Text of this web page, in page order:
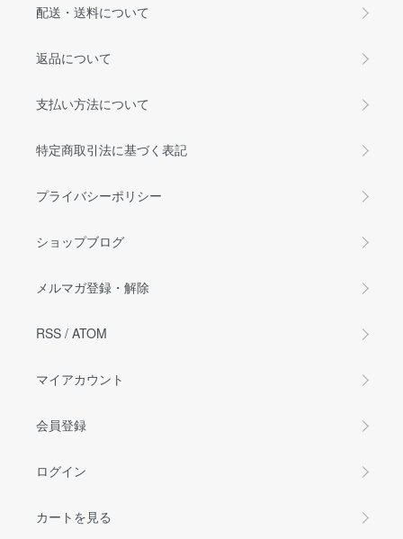
配送・送料について
返品について
支払い方法について
特定商取引法に基づく表記
プライバシーポリシー
ショップブログ
メルマガ登録・解除
RSS / ATOM
マイアカウント
会員登録
ログイン
カートを見る